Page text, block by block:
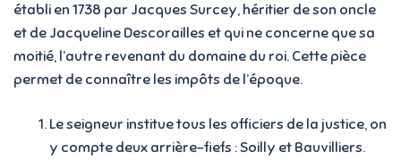
établi en 1738 par Jacques Surcey, héritier de son oncle
et de Jacqueline Descorailles et qui ne concerne que sa
moitié, l’autre revenant du domaine du roi. Cette pièce
permet de connaître les impôts de l’époque.
Le seigneur institue tous les officiers de la justice, on
y compte deux arrière-fiefs : Soilly et Bauvilliers.